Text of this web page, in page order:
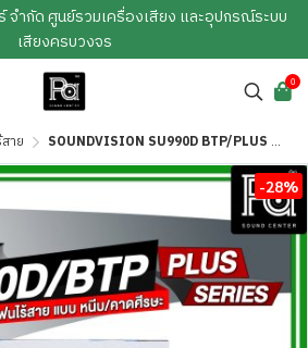
จำกัด ศูนย์รวมเครื่องเสียง และอุปกรณ์ระบบ
เสียงครบวงจร
0
สาย SOUNDVISION SU990D BTP/PLUS ชุดไมโครโฟนไร้สาย หนีบ/คาดศรีษะคู่ ระบบดิจิตอล 180CH คลื่น UHF
-28%